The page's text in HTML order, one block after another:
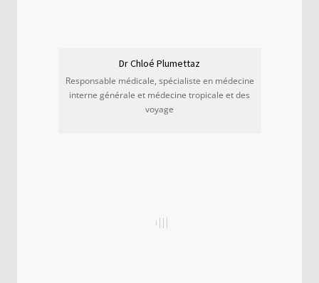
Dr Chloé Plumettaz
Responsable médicale, spécialiste en médecine
interne générale et médecine tropicale et des
voyage